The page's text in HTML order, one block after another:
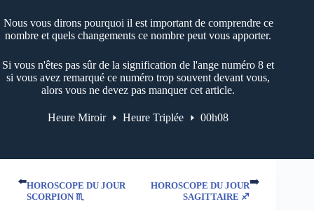
Nous vous dirons pourquoi il est important de comprendre ce
nombre et quels changements ce nombre peut vous apporter.
Si vous n'êtes pas sûr de la signification de l'ange numéro 8 et
si vous avez remarqué ce numéro trop souvent devant vous,
alors vous ne devez pas manquer cet article.
Heure Miroir Heure Triplée 00h08
⬅️HOROSCOPE DU JOUR
SCORPION ♏
HOROSCOPE DU JOUR
SAGITTAIRE ♐
➡️